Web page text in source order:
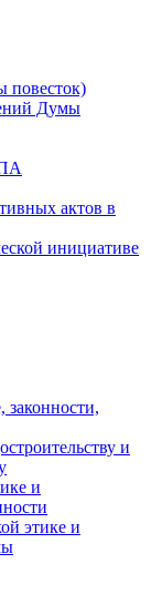
повесток)
Думы
актов в
инициативе
и
и
этике и